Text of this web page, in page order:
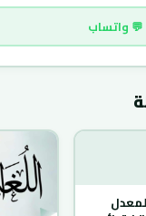
💬 واتساب